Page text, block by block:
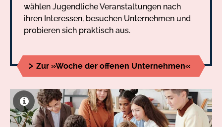
wählen Jugendliche Veranstaltungen nach
ihren Interessen, besuchen Unternehmen und
probieren sich praktisch aus.
Zur »Woche der offenen Unternehmen«